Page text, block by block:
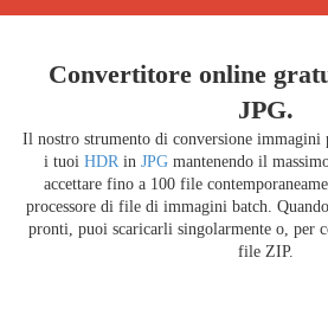
Convertitore online
JPG.
Il nostro strumento di conversione immagini
i tuoi HDR in JPG mantenendo il
accettare fino a 100 file
processore di file di immagini batch.
pronti, puoi scaricarli singolarmente o, per
file ZIP.